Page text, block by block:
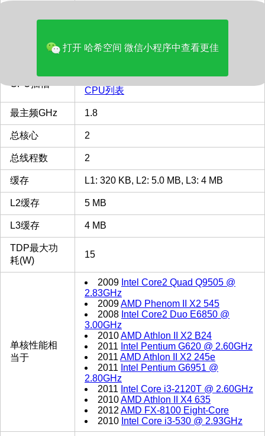
Laptop
CPU插槽
FCBGA1449FCBGA1449 插槽 接口
CPU列表
最主频GHz 1.8
总核心 2
总线程数 2
缓存 L1: 320 KB, L2: 5.0 MB, L3: 4 MB
L2缓存 5 MB
L3缓存 4 MB
TDP最大功
耗(W)
15
单核性能相
当于
2009 Intel Core2 Quad Q9505 @
2.83GHz
2009AMD Phenom II X2 545
2008 Intel Core2 Duo E6850 @
3.00GHz
2010AMD Athlon II X2 B24
2011 Intel Pentium G620 @ 2.60GHz
2011AMD Athlon II X2 245e
2011 Intel Pentium G6951 @
2.80GHz
2011 Intel Core i3-2120T @ 2.60GHz
2010AMD Athlon II X4 635
2012AMD FX-8100 Eight-Core
2010 Intel Core i3-530 @ 2.93GHz
打开 哈希空间 微信小程序中查看更佳